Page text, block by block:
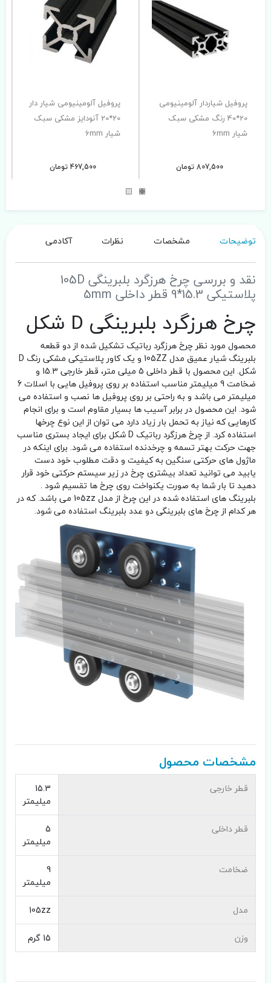
پروفیل شیاردار آلومینیومی
20*40 رنگ مشکی سبک
شیار 6mm
807,500 تومان
پروفیل آلومینیومی شیار دار
20*20 آنودایز مشکی سبک
شیار 6mm
467,500 تومان
توضیحات مشخصات نظرات آکادمی
نقد و بررسی چرخ هرزگرد بلبرینگی 105D
پلاستیکی 15.3*9 قطر داخلی 5mm
چرخ هرزگرد بلبرینگی D شکل
محصول مورد نظر چرخ هرزگرد رباتیک تشکیل شده از دو قطعه
بلبرینگ شیار عمیق مدل 105ZZ و یک کاور پلاستیکی مشکی رنگ D
شکل. این محصول با قطر داخلی 5 میلی متر، قطر خارجی 15.3 و
ضخامت 9 میلیمتر مناسب استفاده بر روی پروفیل هایی با اسلات 6
میلیمتر می باشد و به راحتی بر روی پروفیل ها نصب و استفاده می
شود. این محصول در برابر آسیب ها بسیار مقاوم است و برای انجام
کارهایی که نیاز به تحمل بار زیاد دارد می توان از این نوع چرخها
استفاده کرد. از چرخ هرزگرد رباتیک D شکل برای ایجاد بستری مناسب
جهت حرکت بهتر تسمه و چرخدنده استفاده می شود. برای اینکه در
ماژول های حرکتی سنگین به کیفیت و دقت مطلوب خود دست
یابید می توانید تعداد بیشتری چرخ در زیر سیستم حرکتی خود قرار
دهید تا بار شما به صورت یکنواخت روی چرخ ها تقسیم شود .
بلبرینگ های استفاده شده در این چرخ از مدل 105zz می باشد. که در
هر کدام از چرخ های بلبرینگی دو عدد بلبرینگ استفاده می شود.
مشخصات محصول
قطر خارجی
15.3
میلیمتر
قطر داخلی
5
میلیمتر
ضخامت
9
میلیمتر
مدل
105zz
وزن
15 گرم